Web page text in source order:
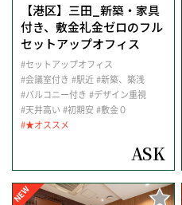
【港区】三田_新築・家具
付き、敷金礼金ゼロのフル
セットアップオフィス
#セットアップオフィス
#会議室付き #駅近 #新築、築浅
#バルコニー付き #デザイン重視
#天井高い #初期安 #敷金０
#★オススメ
ASK
NEW